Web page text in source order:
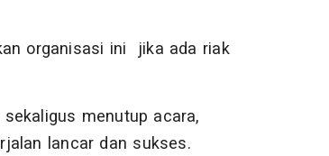
organisasi ini jika ada riak
menutup acara,
lancar dan sukses.